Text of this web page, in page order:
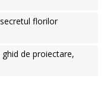
florilor
de proiectare,